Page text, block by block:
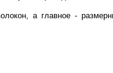
а главное -